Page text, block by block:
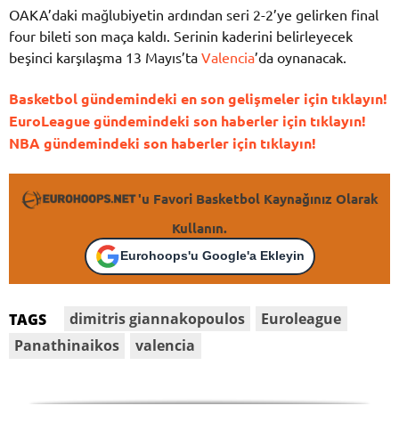
OAKA’daki mağlubiyetin ardından seri 2-2’ye gelirken final
four bileti son maça kaldı. Serinin kaderini belirleyecek
beşinci karşılaşma 13 Mayıs’ta Valencia’da oynanacak.
Basketbol gündemindeki en son gelişmeler için tıklayın!
EuroLeague gündemindeki son haberler için tıklayın!
NBA gündemindeki son haberler için tıklayın!
'u Favori Basketbol Kaynağınız Olarak
Kullanın.
Eurohoops'u Google'a Ekleyin
TAGS dimitris giannakopoulos
Euroleague
Panathinaikos
valencia